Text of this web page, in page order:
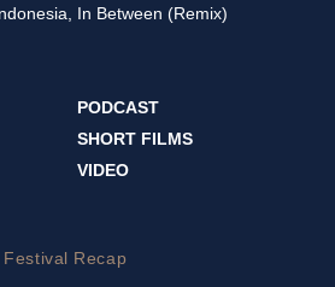
In Between (Remix)
PODCAST
SHORT FILMS
VIDEO
Recap